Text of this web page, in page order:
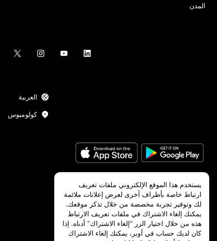
المدن
العربية
كولومبوس
©
2026
Uber Technologies Inc.
يستخدم هذا الموقع الإلكتروني ملفات تعريف
ارتباط خاصة بأطراف أخرى لعرض إعلانات ملائمة
لك وتوفير تجربة مخصصة من خلال تذكر موقعك.
يمكنك إلغاء الاشتراك في ملفات تعريف الارتباط
هذه من خلال اختيار الزر "إلغاء الاشتراك" أدناه. إذا
كان لديك حساب في أوبر، يمكنك إلغاء الاشتراك